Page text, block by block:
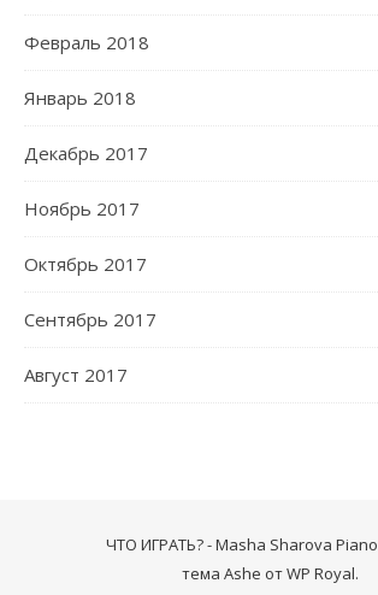
Февраль 2018
Январь 2018
Декабрь 2017
Ноябрь 2017
Октябрь 2017
Сентябрь 2017
Август 2017
ЧТО ИГРАТЬ? - Masha Sharova
тема Ashe отWP Royal.